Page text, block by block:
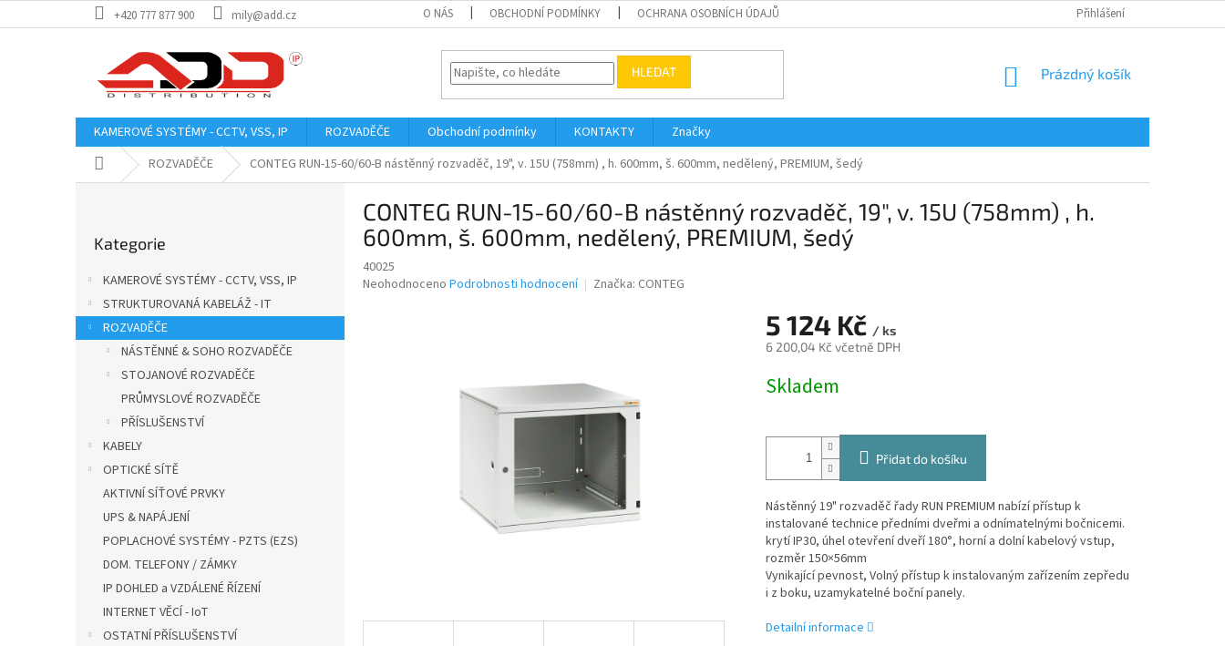
na
+420 777 877 900 mily@add.cz O NÁS OBCHODNÍ PODMÍNKY OCHRANA OSOBNÍCH ÚDAJŮ Přihlášení
HLEDAT
NÁKUPNÍ
Prázdný košík
KAMEROVÉ SYSTÉMY - CCTV, VSS, IP ROZVADĚČE Obchodní podmínky KONTAKTY
Značky
Domů ROZVADĚČE CONTEG RUN-15-60/60-B nástěnný rozvaděč, 19", v. 15U (758mm) , h. 600mm, š. 600mm, nedělený, PREMIUM, šedý
n
kategorie
Kategorie
KAMEROVÉ SYSTÉMY - CCTV, VSS, IP
STRUKTUROVANÁ KABELÁŽ - IT
ROZVADĚČE
NÁSTĚNNÉ & SOHO ROZVADĚČE
STOJANOVÉ ROZVADĚČE
PRŮMYSLOVÉ ROZVADĚČE
PŘÍSLUŠENSTVÍ
KABELY
OPTICKÉ SÍTĚ
AKTIVNÍ SÍŤOVÉ PRVKY
UPS & NAPÁJENÍ
POPLACHOVÉ SYSTÉMY - PZTS (EZS)
DOM. TELEFONY / ZÁMKY
IP DOHLED a VZDÁLENÉ ŘÍZENÍ
INTERNET VĚCÍ - IoT
OSTATNÍ PŘÍSLUŠENSTVÍ
CONTEG RUN-15-60/60-B nástěnný rozvaděč, 19", v. 15U (758mm) , h.
600mm, š. 600mm, nedělený, PREMIUM, šedý
40025
Průměrné
Neohodnoceno Podrobnosti hodnocení Značka: CONTEG
5 124 Kč / ks
6 200,04 Kč včetně DPH
cena:
Skladem
Přidat do košíku
Nástěnný 19" rozvaděč řady RUN PREMIUM nabízí přístup k
instalované technice předními dveřmi a odnímatelnými bočnicemi.
krytí IP30, úhel otevření dveří 180°, horní a dolní kabelový vstup,
rozměr 150×56mm
Vynikající pevnost, Volný přístup k instalovaným zařízením zepředu
i z boku, uzamykatelné boční panely.
Detailní informace